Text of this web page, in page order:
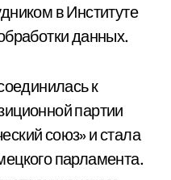
в Институте
данных.
к
партии
союз» и стала
парламента.